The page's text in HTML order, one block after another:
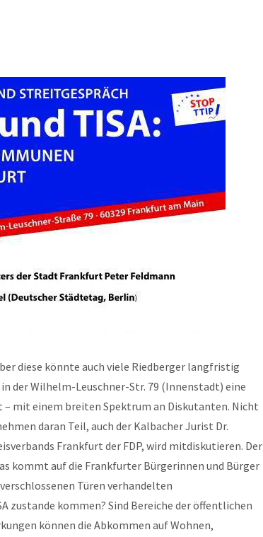
diese könnte auch viele Riedberger langfristig
der Wilhelm-Leuschner-Str. 79 (Innenstadt) eine
mit einem breiten Spektrum an Diskutanten. Nicht
daran Teil, auch der Kalbacher Jurist Dr.
Frankfurt der FDP, wird mitdiskutieren. Der
kommt auf die Frankfurter Bürgerinnen und Bürger
Türen verhandelten
zustande kommen? Sind Bereiche der öffentlichen
können die Abkommen auf Wohnen,